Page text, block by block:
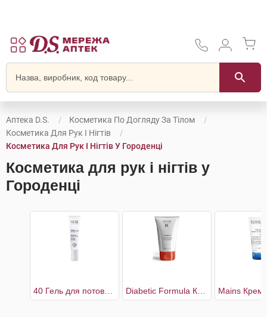
Аптека D.S.
Косметика По Догляду За Тілом
Косметика Для Рук І Нігтів
Косметика Для Рук І Нігтів У Городенці
Косметика для рук і нігтів у
Городенці